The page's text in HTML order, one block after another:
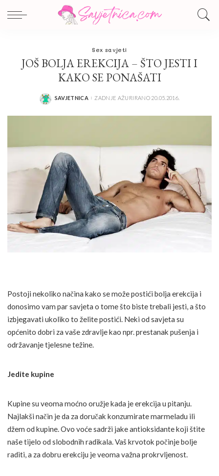
Sex savjeti
JOŠ BOLJA EREKCIJA – ŠTO JESTI I
KAKO SE PONAŠATI
POSTED
SAVJETNICA ZADNJE AŽURIRANO 20.05.2016.
Postoji nekoliko načina kako se može postići bolja erekcija i
donosimo vam par savjeta o tome što biste trebali jesti, a što
izbjegavati ukoliko to želite postići. Neki od savjeta su
općenito dobri za vaše zdravlje kao npr. prestanak pušenja i
održavanje tjelesne težine.
Jedite kupine
Kupine su veoma moćno oružje kada je erekcija u pitanju.
Najlakši način je da za doručak konzumirate marmeladu ili
džem od kupine. Ovo voće sadrži jake antioksidante koji štite
naše tijelo od slobodnih radikala. Vaš krvotok počinje bolje
raditi, a za dobru erekciju je veoma važna prokrvljenost.